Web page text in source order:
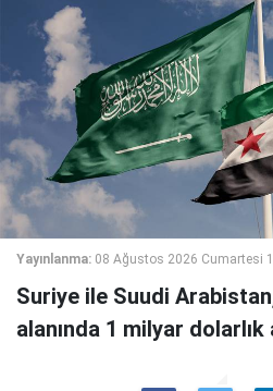
Yayınlanma: 08 Ağustos 2026 Cumartesi
Suriye ile Suudi
alanında 1 milyar dolarlık